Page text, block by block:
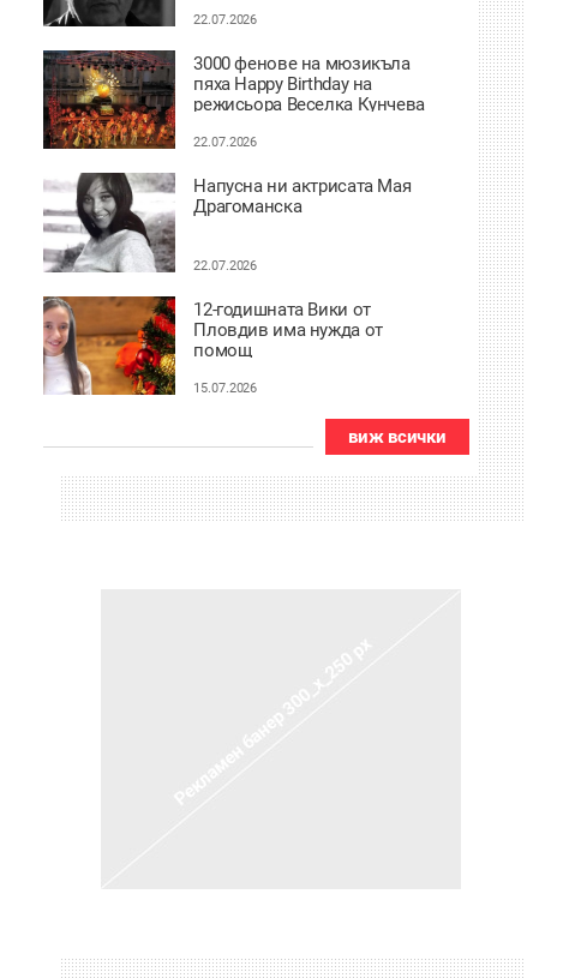
22.07.2026
3000 фенове на мюзикъла
пяха Happy Birthday на
режисьора Веселка Кунчева
22.07.2026
Напусна ни актрисата Мая
Драгоманска
22.07.2026
12-годишната Вики от
Пловдив има нужда от
помощ
15.07.2026
виж всички